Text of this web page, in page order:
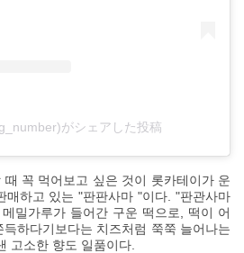
がシェアした投稿
꼭 먹어보고 싶은 것이 롯카테이가 운
매하고 있는 "판판사마 "이다. "판관사마
밀가루가 들어간 구운 떡으로, 떡이 어
하다기보다는 치즈처럼 쭉쭉 늘어나는
고소한 향도 일품이다.